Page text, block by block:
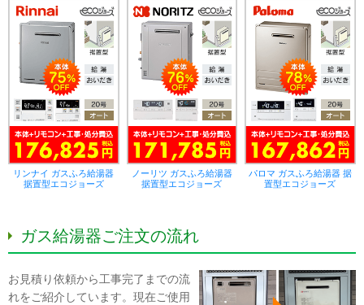
リンナイ ガスふろ給湯器
据置型エコジョーズ
ノーリツ ガスふろ給湯器
据置型エコジョーズ
パロマ ガスふろ給湯器 据
置型エコジョーズ
ガス給湯器ご注文の流れ
お見積り依頼から工事完了までの流
れをご紹介しています。現在ご使用